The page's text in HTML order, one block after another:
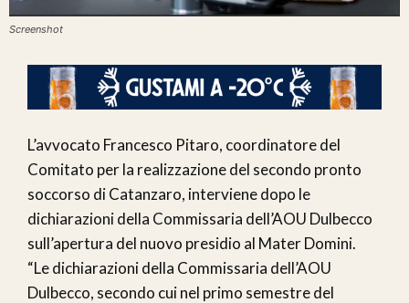
Screenshot
L’avvocato Francesco Pitaro, coordinatore del
Comitato per la realizzazione del secondo pronto
soccorso di Catanzaro, interviene dopo le
dichiarazioni della Commissaria dell’AOU Dulbecco
sull’apertura del nuovo presidio al Mater Domini.
“Le dichiarazioni della Commissaria dell’AOU
Dulbecco, secondo cui nel primo semestre del